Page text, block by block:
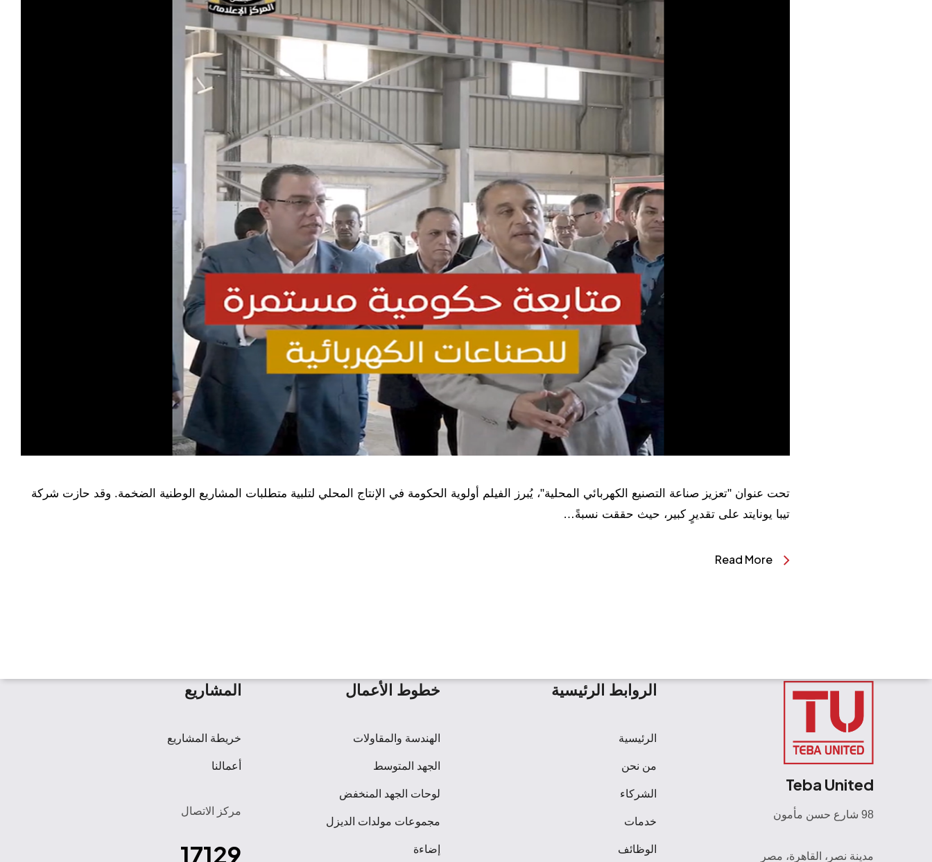
تحت عنوان "تعزيز صناعة التصنيع الكهربائي المحلية"، يُبرز الفيلم أولوية الحكومة في الإنتاج المحلي لتلبية متطلبات المشاريع الوطنية الضخمة. وقد حازت شركة
تيبا يونايتد على تقديرٍ كبير، حيث حققت نسبةً…
Read More
Teba United
98 شارع حسن مأمون
مدينة نصر، القاهرة، مصر
الروابط الرئيسية
الرئيسية
من نحن
الشركاء
خدمات
الوظائف
خطوط الأعمال
الهندسة والمقاولات
الجهد المتوسط
لوحات الجهد المنخفض
مجموعات مولدات الديزل
إضاءة
المشاريع
خريطة المشاريع
أعمالنا
مركز الاتصال
17129